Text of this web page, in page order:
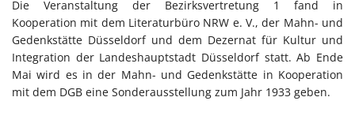
Die Veranstaltung der Bezirksvertretung 1 fand in
Kooperation mit dem Literaturbüro NRW e. V., der Mahn- und
Gedenkstätte Düsseldorf und dem Dezernat für Kultur und
Integration der Landeshauptstadt Düsseldorf statt. Ab Ende
Mai wird es in der Mahn- und Gedenkstätte in Kooperation
mit dem DGB eine Sonderausstellung zum Jahr 1933 geben.